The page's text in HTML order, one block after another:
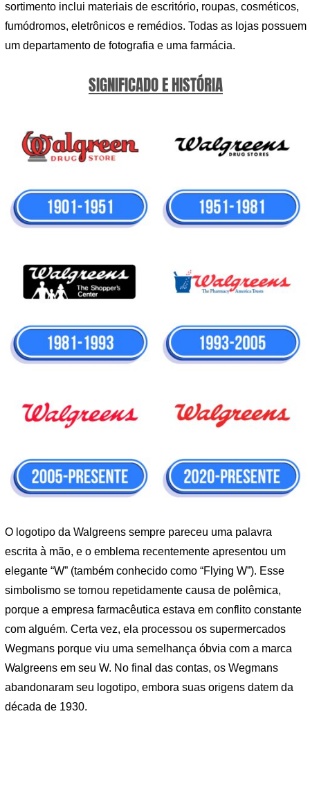
sortimento inclui materiais de escritório, roupas, cosméticos,
fumódromos, eletrônicos e remédios. Todas as lojas possuem
um departamento de fotografia e uma farmácia.
SIGNIFICADO E HISTÓRIA
O logotipo da Walgreens sempre pareceu uma palavra
escrita à mão, e o emblema recentemente apresentou um
elegante “W” (também conhecido como “Flying W”). Esse
simbolismo se tornou repetidamente causa de polêmica,
porque a empresa farmacêutica estava em conflito constante
com alguém. Certa vez, ela processou os supermercados
Wegmans porque viu uma semelhança óbvia com a marca
Walgreens em seu W. No final das contas, os Wegmans
abandonaram seu logotipo, embora suas origens datem da
década de 1930.